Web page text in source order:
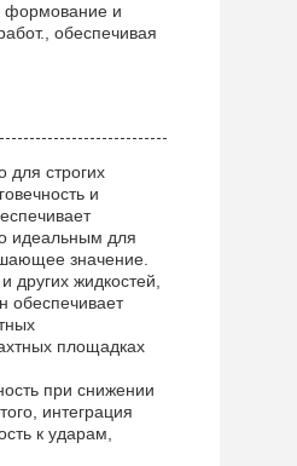
формование и
обеспечивая
для строгих
и
идеальным для
значение.
жидкостей,
обеспечивает
площадках
при снижении
интеграция
к ударам,